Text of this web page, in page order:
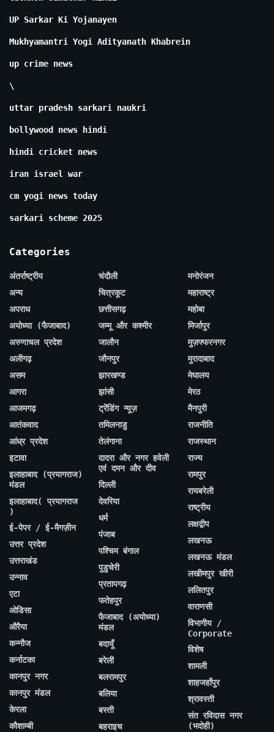
UP Sarkar Ki Yojanayen
Mukhyamantri Yogi Adityanath Khabrein
up crime news
\
uttar pradesh sarkari naukri
bollywood news hindi
hindi cricket news
iran israel war
cm yogi news today
sarkari scheme 2025
Categories
अंतर्राष्ट्रीय
अन्य
अपराध
अयोध्या (फैजाबाद)
अरुणाचल प्रदेश
अलीगढ़
असम
आगरा
आजमगढ़
आतंकवाद
आंध्र प्रदेश
इटावा
इलाहाबाद (प्रयागराज)
मंडल
इलाहाबाद( प्रयागराज
)
ई-पेपर / ई-मैगज़ीन
उत्तर प्रदेश
उत्तराखंड
उन्नाव
एटा
ओडिसा
औरैया
कन्नौज
कर्नाटका
कानपुर नगर
कानपुर मंडल
केरला
कौशाम्बी
चंदौली
चित्रकूट
छत्तीसगढ़
जम्मू और कश्मीर
जालौन
जौनपुर
झारखण्ड
झांसी
ट्रेंडिंग न्यूज़
तमिलनाडु
तेलंगाना
दादरा और नगर हवेली
एवं दमन और दीव
दिल्ली
देवरिया
धर्म
पंजाब
पश्चिम बंगाल
पुडुचेरी
प्रतापगढ़
फतेहपुर
फैजाबाद (अयोध्या)
मंडल
बदायूँ
बरेली
बलरामपुर
बलिया
बस्ती
बहराइच
मनोरंजन
महाराष्ट्र
महोबा
मिर्जापुर
मुज़फ्फरनगर
मुरादाबाद
मेघालय
मेरठ
मैनपुरी
राजनीति
राजस्थान
राज्य
रामपुर
रायबरेली
राष्ट्रीय
लक्षद्वीप
लखनऊ
लखनऊ मंडल
लखीमपुर खीरी
ललितपुर
वाराणसी
विभागीय /
Corporate
विशेष
शामली
शाहजहाँपुर
श्रावस्ती
संत रविदास नगर
(भदोही)